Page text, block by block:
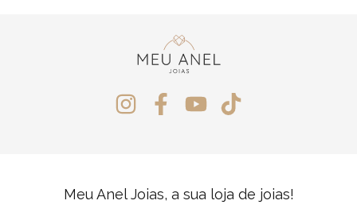
Meu Anel Joias, a sua loja de joias!